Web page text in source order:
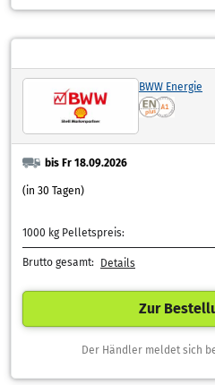
BWW Energie
bis Fr 18.09.2026
(in 30 Tagen)
1000 kg Pelletspreis:
Brutto gesamt: Details
Zur
Der Händler meldet sich